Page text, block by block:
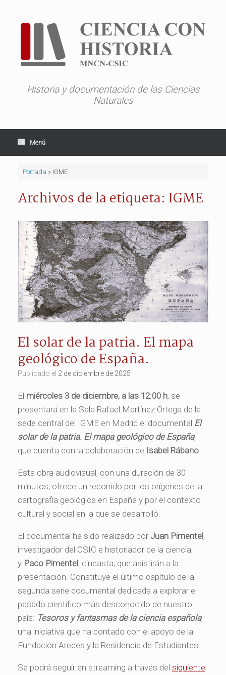
contenido
Historia y documentación de las Ciencias
Naturales
Menú
Portada » IGME
Archivos de la etiqueta: IGME
El solar de la patria. El mapa
geológico de España.
Publicado el 2 de diciembre de 2025
El miércoles 3 de diciembre, a las 12:00 h, se
presentará en la Sala Rafael Martínez Ortega de la
sede central del IGME en Madrid el documental El
solar de la patria. El mapa geológico de España,
que cuenta con la colaboración de Isabel Rábano
Esta obra audiovisual, con una duración de 30
minutos, ofrece un recorrido por los orígenes de la
cartografía geológica en España y por el contexto
cultural y social en la que se desarrolló.
El documental ha sido realizado por Juan Pimentel,
investigador del CSIC e historiador de la ciencia,
y Paco Pimentel, cineasta, que asistirán a la
presentación. Constituye el último capítulo de la
segunda serie documental dedicada a explorar el
pasado científico más desconocido de nuestro
país: Tesoros y fantasmas de la ciencia española,
una iniciativa que ha contado con el apoyo de la
Fundación Areces y la Residencia de Estudiantes.
Se podrá seguir en streaming a través del siguiente